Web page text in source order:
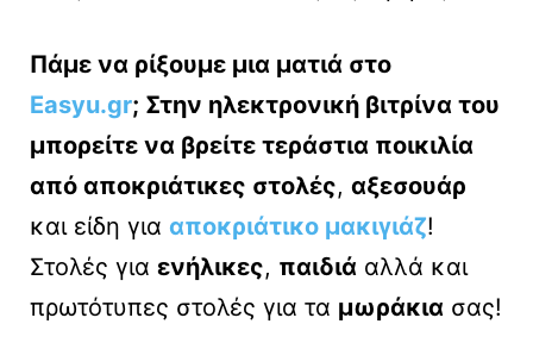
Πάμε να ρίξουμε μια ματιά στο
Easyu.gr; Στην ηλεκτρονική βιτρίνα του
μπορείτε να βρείτε τεράστια ποικιλία
από αποκριάτικες στολές, αξεσουάρ
και είδη για αποκριάτικο μακιγιάζ!
Στολές για ενήλικες, παιδιά αλλά και
πρωτότυπες στολές για τα μωράκια σας!